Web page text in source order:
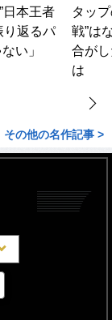
日本王者
返るパ
い」
タッ
戦”は
合が
は
その他の名作記事 >